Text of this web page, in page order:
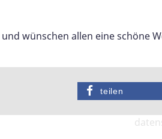
wünschen allen eine schöne
teilen